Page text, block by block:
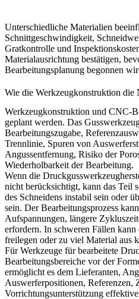
Unterschiedliche Materialien
Schnittgeschwindigkeit,
Gratkontrolle und
Materialausrichtung bestätigen,
Bearbeitungsplanung begonnen
Wie die Werkzeugkonstruktion die
Werkzeugkonstruktion und CNC-
geplant werden. Das
Bearbeitungszugabe,
Trennlinie, Spuren von
Angussentfernung, Risiko der
Wiederholbarkeit der Bearbeitung.
Wenn die
nicht berücksichtigt, kann das Teil
des Schneidens instabil sein oder
sein. Der Bearbeitungsprozess
Aufspannungen, längere
erfordern. In schweren Fällen
freilegen oder zu viel Material aus
FürWerkzeuge für bearbeitete
Bearbeitungsbereiche vor der
ermöglicht es dem Lieferanten,
Auswerferpositionen, Referenzen,
Vorrichtungsunterstützung